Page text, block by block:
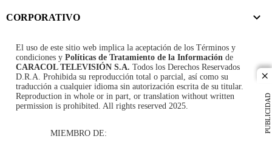
PUBLICIDAD
CORPORATIVO
El uso de este sitio web implica la aceptación de los Términos y
condiciones y Políticas de Tratamiento de la Información de
CARACOL TELEVISIÓN S.A. Todos los Derechos Reservados
D.R.A. Prohibida su reproducción total o parcial, así como su
traducción a cualquier idioma sin autorización escrita de su titular.
Reproduction in whole or in part, or translation without written
permission is prohibited. All rights reserved 2025.
MIEMBRO DE: